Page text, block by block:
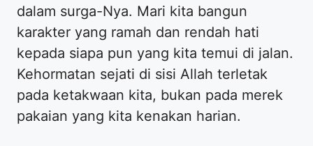
dalam surga-Nya. Mari kita bangun
karakter yang ramah dan rendah hati
kepada siapa pun yang kita temui di jalan.
Kehormatan sejati di sisi Allah terletak
pada ketakwaan kita, bukan pada merek
pakaian yang kita kenakan harian.